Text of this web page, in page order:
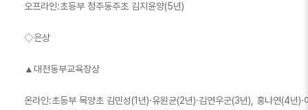
오프라인:초등부 청주동주초 김지윤양(5년)
◇은상
▲대전동부교육장상
온라인:초등부 목양초 김민성(1년)·유원균(2년)·김연우군(3년), 홍나연(4년)·